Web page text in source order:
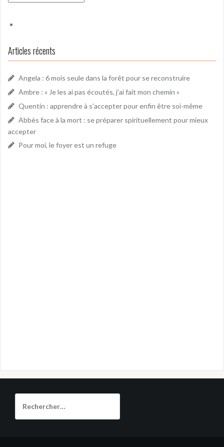
Articles récents
Angela : 6 mois seule dans la forêt pour se reconstruire
Ambre : « Je les ai pas écoutés, j’ai fait mon chemin »
Quentin : apprendre à s’accepter pour enfin être soi-même
Abbès face à la mort : se préparer spirituellement pour mieux
accepter
Pour moi, le foyer est un refuge